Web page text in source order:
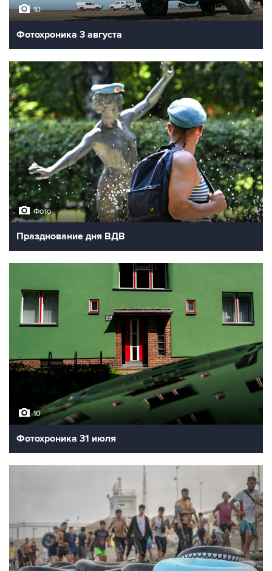
10
Фотохроника 3 августа
Фото
Празднование дня ВДВ
10
Фотохроника 31 июля